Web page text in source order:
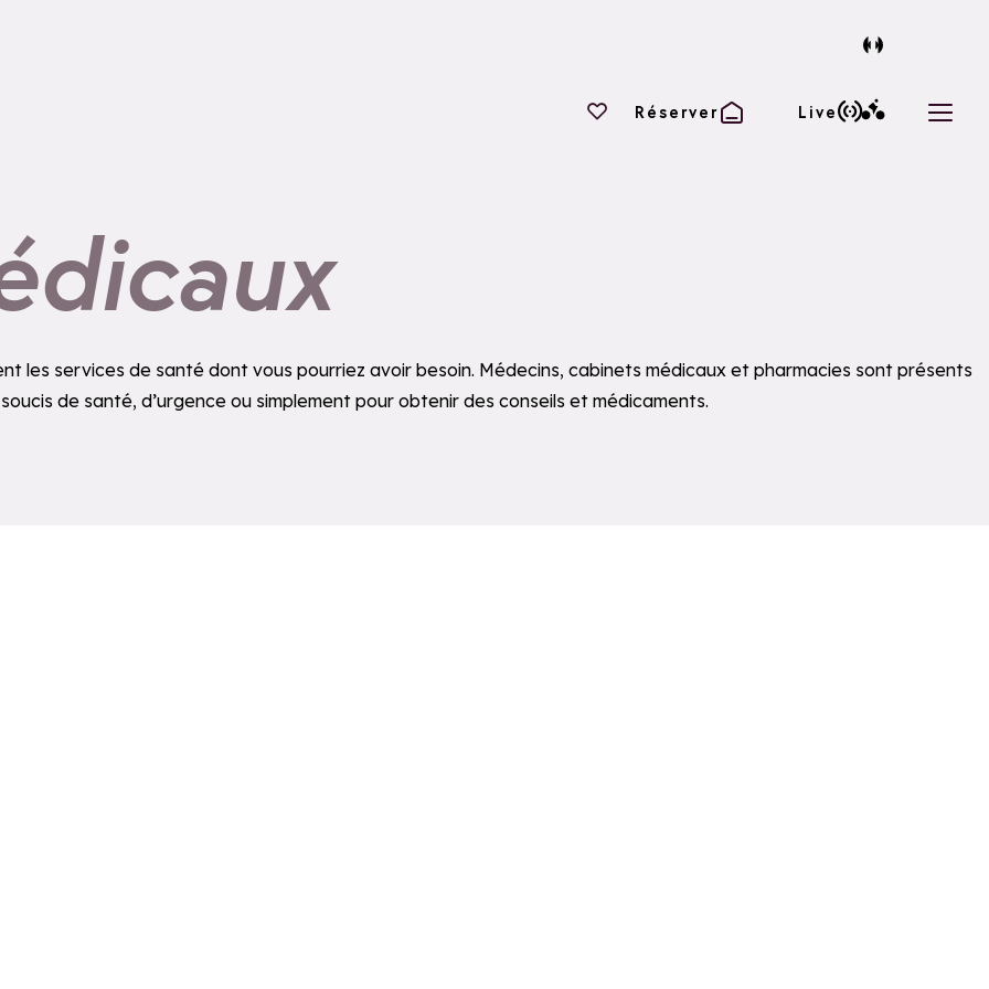
Vos favoris
Réserver Live
les services de santé dont vous pourriez avoir besoin. Médecins, cabinets médicaux et pharmacies sont présents
de santé, d’urgence ou simplement pour obtenir des conseils et médicaments.